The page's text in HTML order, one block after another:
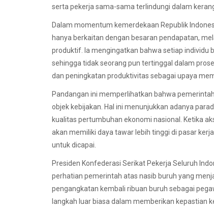
serta pekerja sama-sama terlindungi dalam
Dalam momentum kemerdekaan Republik
hanya berkaitan dengan besaran pendapatan,
produktif. Ia mengingatkan bahwa setiap individu
sehingga tidak seorang pun tertinggal dalam
dan peningkatan produktivitas sebagai upaya
Pandangan ini memperlihatkan bahwa
objek kebijakan. Hal ini menunjukkan adanya
kualitas pertumbuhan ekonomi nasional. Ketika
akan memiliki daya tawar lebih tinggi di pasar
untuk dicapai.
Presiden Konfederasi Serikat Pekerja Seluruh
perhatian pemerintah atas nasib buruh yang
pengangkatan kembali ribuan buruh sebagai
langkah luar biasa dalam memberikan kepastian